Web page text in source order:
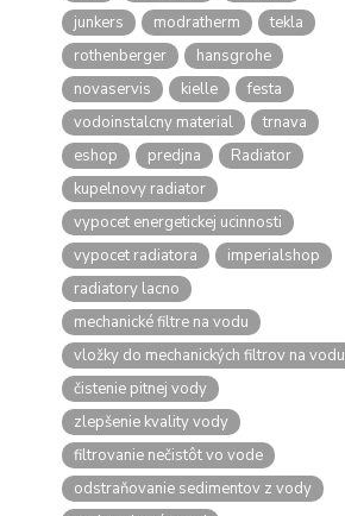
junkers
modratherm
tekla
rothenberger
hansgrohe
novaservis
kielle
festa
vodoinstalcny material
trnava
eshop
predjna
Radiator
kupelnovy radiator
vypocet energetickej ucinnosti
vypocet radiatora
imperialshop
radiatory lacno
mechanické filtre na vodu
vložky do mechanických filtrov na vodu
čistenie pitnej vody
zlepšenie kvality vody
filtrovanie nečistôt vo vode
odstraňovanie sedimentov z vody